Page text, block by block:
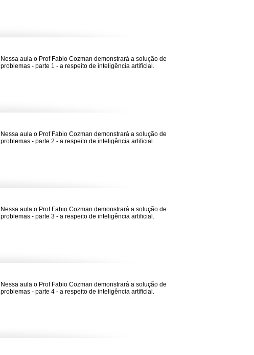
Nessa aula o Prof Fabio Cozman demonstrará a solução de
problemas - parte 1 - a respeito de inteligência artificial.
Nessa aula o Prof Fabio Cozman demonstrará a solução de
problemas - parte 2 - a respeito de inteligência artificial.
Nessa aula o Prof Fabio Cozman demonstrará a solução de
problemas - parte 3 - a respeito de inteligência artificial.
Nessa aula o Prof Fabio Cozman demonstrará a solução de
problemas - parte 4 - a respeito de inteligência artificial.